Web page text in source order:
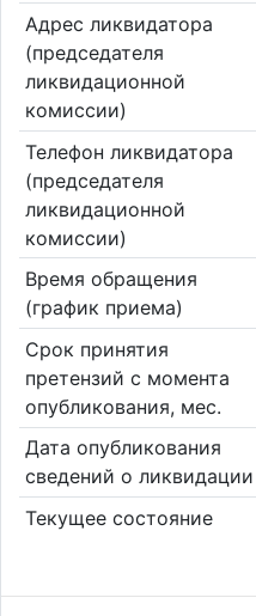
Адрес ликвидатора
(председателя
ликвидационной
комиссии)
Телефон ликвидатора
(председателя
ликвидационной
комиссии)
Время обращения
(график приема)
Срок принятия
претензий с момента
опубликования, мес.
Дата опубликования
сведений о ликвидации
Текущее состояние